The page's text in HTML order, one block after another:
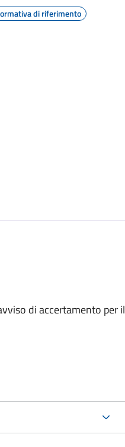
di riferimento
di accertamento per il